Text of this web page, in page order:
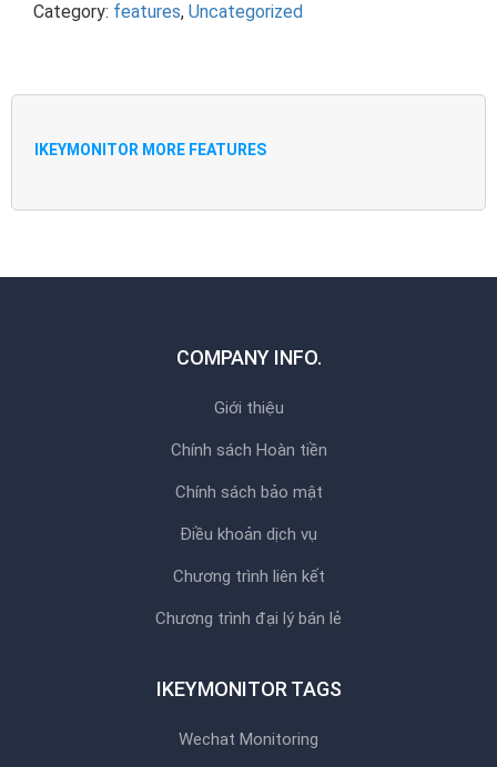
Category: features, Uncategorized
IKEYMONITOR MORE FEATURES
COMPANY INFO.
Giới thiệu
Chính sách Hoàn tiền
Chính sách bảo mật
Điều khoản dịch vụ
Chương trình liên kết
Chương trình đại lý bán lẻ
IKEYMONITOR TAGS
Wechat Monitoring